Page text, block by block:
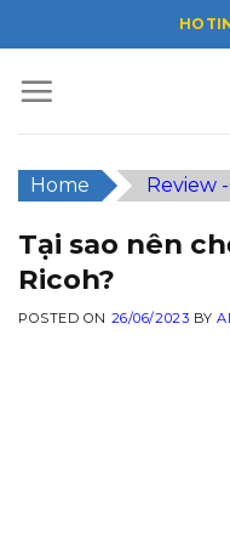
to
content
Home Review
Tại sao nên
Ricoh?
POSTED ON 26/06/2023 BY